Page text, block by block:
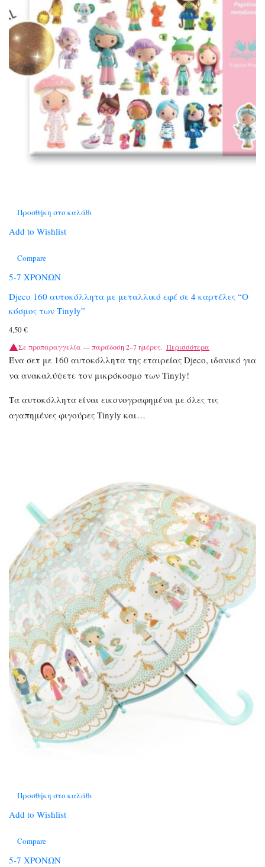
Προσθήκη στο καλάθι
Add to Wishlist
Compare
5-7 ΧΡΟΝΩΝ
Djeco 160 αυτοκόλλητα με μεταλλικό εφέ σε 4 καρτέλες “Ο
κόσμος των Tinyly”
4,50 €
Σε προπαραγγελία — παράδοση 2–7 ημέρες. Περισσότερα
Ένα σετ με 160 αυτοκόλλητα της εταιρείας Djeco, ιδανικό για
να ανακαλύψετε τον μικρόκοσμο των Tinyly!
Τα αυτοκόλλητα είναι εικονογραφημένα με όλες τις
αγαπημένες φιγούρες Tinyly και…
Προσθήκη στο καλάθι
Add to Wishlist
Compare
5-7 ΧΡΟΝΩΝ